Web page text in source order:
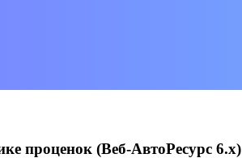
проценок (Веб-АвтоРесурс 6.х)